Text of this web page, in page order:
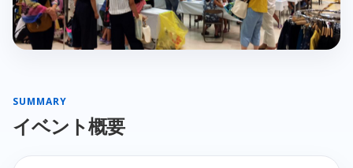
SUMMARY
イベント概要